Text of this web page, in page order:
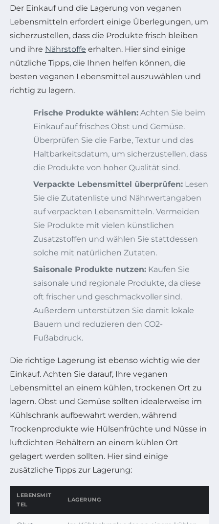
Der Einkauf und die Lagerung von veganen
Lebensmitteln erfordert einige Überlegungen, um
sicherzustellen, dass die Produkte frisch bleiben
und ihre Nährstoffe erhalten. Hier sind einige
nützliche Tipps, die Ihnen helfen können, die
besten veganen Lebensmittel auszuwählen und
richtig zu lagern.
Frische Produkte wählen: Achten Sie beim
Einkauf auf frisches Obst und Gemüse.
Überprüfen Sie die Farbe, Textur und das
Haltbarkeitsdatum, um sicherzustellen, dass
die Produkte von hoher Qualität sind.
Verpackte Lebensmittel überprüfen: Lesen
Sie die Zutatenliste und Nährwertangaben
auf verpackten Lebensmitteln. Vermeiden
Sie Produkte mit vielen künstlichen
Zusatzstoffen und wählen Sie stattdessen
solche mit natürlichen Zutaten.
Saisonale Produkte nutzen: Kaufen Sie
saisonale und regionale Produkte, da diese
oft frischer und geschmackvoller sind.
Außerdem unterstützen Sie damit lokale
Bauern und reduzieren den CO2-
Fußabdruck.
Die richtige Lagerung ist ebenso wichtig wie der
Einkauf. Achten Sie darauf, Ihre veganen
Lebensmittel an einem kühlen, trockenen Ort zu
lagern. Obst und Gemüse sollten idealerweise im
Kühlschrank aufbewahrt werden, während
Trockenprodukte wie Hülsenfrüchte und Nüsse in
luftdichten Behältern an einem kühlen Ort
gelagert werden sollten. Hier sind einige
zusätzliche Tipps zur Lagerung:
LEBENSMIT
TEL
LAGERUNG